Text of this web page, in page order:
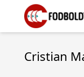
Cristian